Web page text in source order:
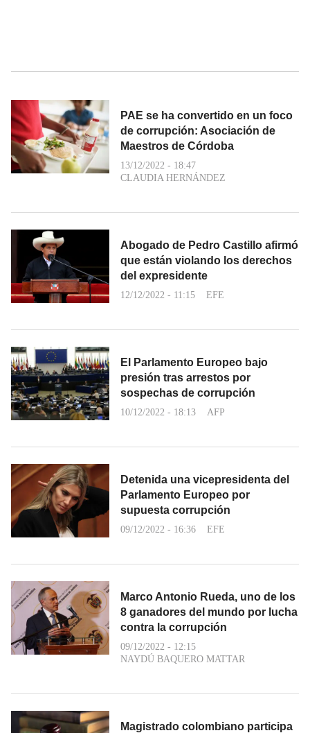
PAE se ha convertido en un foco
de corrupción: Asociación de
Maestros de Córdoba
13/12/2022 - 18:47
CLAUDIA HERNÁNDEZ
Abogado de Pedro Castillo afirmó
que están violando los derechos
del expresidente
12/12/2022 - 11:15 EFE
El Parlamento Europeo bajo
presión tras arrestos por
sospechas de corrupción
10/12/2022 - 18:13 AFP
Detenida una vicepresidenta del
Parlamento Europeo por
supuesta corrupción
09/12/2022 - 16:36 EFE
Marco Antonio Rueda, uno de los
8 ganadores del mundo por lucha
contra la corrupción
09/12/2022 - 12:15
NAYDÚ BAQUERO MATTAR
Magistrado colombiano participa